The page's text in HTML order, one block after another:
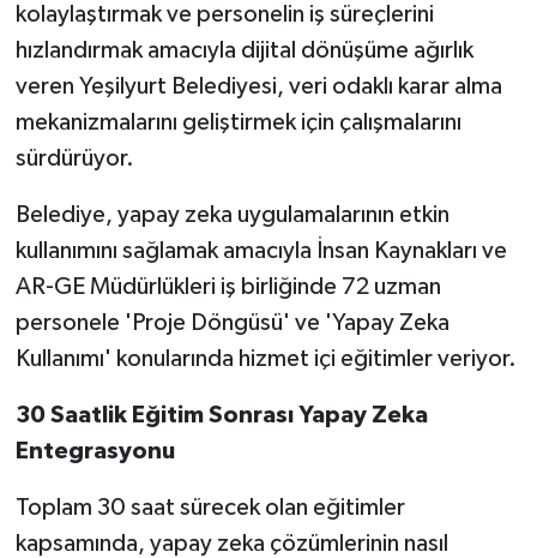
kolaylaştırmak ve personelin iş süreçlerini
hızlandırmak amacıyla dijital dönüşüme ağırlık
veren Yeşilyurt Belediyesi, veri odaklı karar alma
mekanizmalarını geliştirmek için çalışmalarını
sürdürüyor.
Belediye, yapay zeka uygulamalarının etkin
kullanımını sağlamak amacıyla İnsan Kaynakları ve
AR-GE Müdürlükleri iş birliğinde 72 uzman
personele 'Proje Döngüsü' ve 'Yapay Zeka
Kullanımı' konularında hizmet içi eğitimler veriyor.
30 Saatlik Eğitim Sonrası Yapay Zeka
Entegrasyonu
Toplam 30 saat sürecek olan eğitimler
kapsamında, yapay zeka çözümlerinin nasıl